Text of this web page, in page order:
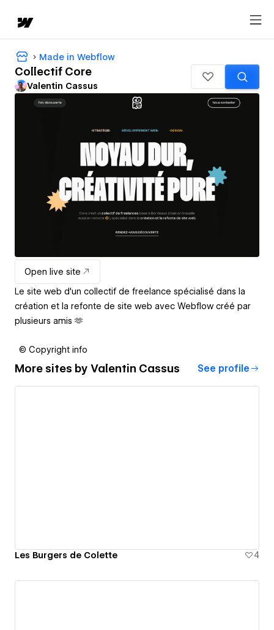
Made in Webflow
Collectif Core
Valentin Cassus
Open live site
Le site web d'un collectif de freelance spécialisé dans la
création et la refonte de site web avec Webflow créé par
plusieurs amis 🫶
© Copyright info
More sites by Valentin Cassus See profile
Les Burgers de Colette 4